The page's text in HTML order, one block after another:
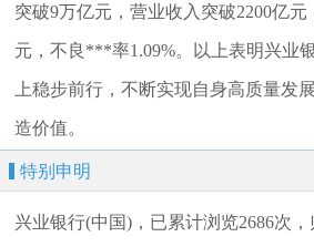
突破9万亿元，营业收入突破2200亿元
元，不良***率1.09%。以上表明兴业
上稳步前行，不断实现自身高质量发
造价值。
特别申明
兴业银行(中国)，已累计浏览2686次